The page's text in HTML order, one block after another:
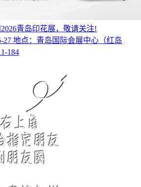
青岛印花展，敬请关注!
27 地点：青岛国际会展中心（红岛
184